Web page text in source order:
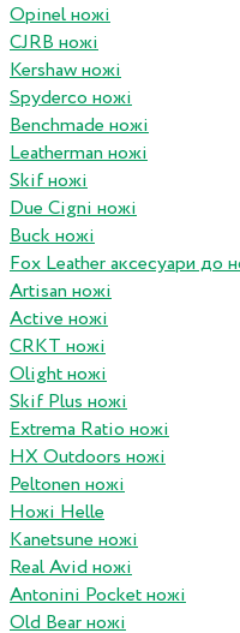
Opinel ножі
CJRB ножі
Kershaw ножі
Spyderco ножі
Benchmade ножі
Leatherman ножі
Skif ножі
Due Cigni ножі
Buck ножі
Fox Leather аксесуари до
Artisan ножі
Active ножі
CRKT ножі
Olight ножі
Skif Plus ножі
Extrema Ratio ножі
HX Outdoors ножі
Peltonen ножі
Ножі Helle
Kanetsune ножі
Real Avid ножі
Antonini Pocket ножі
Old Bear ножі